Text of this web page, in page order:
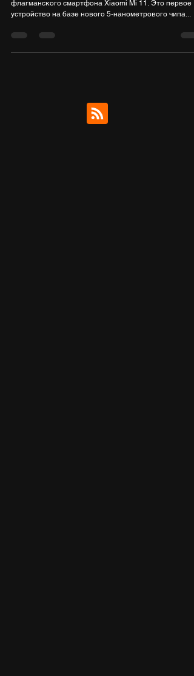
В конце декабря Xiaomi провела презентацию
устройство на базе нового 5-нанометрового чипа...